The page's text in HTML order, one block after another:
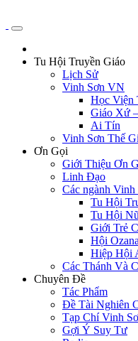
Tu Hội Truyền Giáo
Lịch Sử
Vinh Sơn VN
Học Viện
Giáo Xứ
Ai Tín
Vinh Sơn Thế
Ơn Gọi
Giới Thiệu Ơn
Linh Đạo
Các ngành Vinh
Tu Hội
Tu Hội
Giới Trẻ
Hội
Hiệp Hội
Các Thánh Và
Chuyên Đề
Tác Phẩm
Đề Tài Nghiên
Tạp Chí Vinh
Gợi Ý Suy Tư